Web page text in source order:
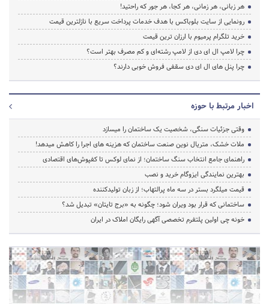
هر زبانی، هر زمانی، هر کجا، هر جور که راحتید!
رونمایی از سایت بلوباکس با هدف خدمات پرداخت سریع با نازلترین قیمت
خرید تلگرام پرمیوم با ارزان ترین قیمت
چرا لامپ ال ای دی از لامپ رشته‌ای و کم مصرف بهتر است؟
چرا پنل های ال ای دی سقفی فروش خوبی دارند؟
اخبار مرتبط با حوزه
وقتی جزئیات سنگی، شخصیت یک ساختمان را میسازد
ملات خشک، متریال نوین صنعت ساختمان که هزینه‌ های اجرا را کاهش میدهد!
راهنمای جامع انتخاب سنگ ساختمان؛ از نمای لوکس تا کفپوش‌های اقتصادی
بهترین نمایندگی ایزوگام خرید و نصب
قیمت میلگرد بستر در سه ماه پرالتهاب؛ از زبان تولیدکننده
ساختمانی که قرار بود ویران شود؛ چگونه به «برج تایتان» تبدیل شد؟
خونه چی اولین پلتفرم تخصصی آگهی رایگان املاک در ایران